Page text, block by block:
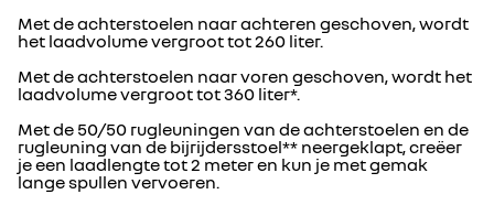
Met de achterstoelen naar achteren geschoven, wordt
het laadvolume vergroot tot 260 liter.
Met de achterstoelen naar voren geschoven, wordt het
laadvolume vergroot tot 360 liter*.
Met de 50/50 rugleuningen van de achterstoelen en de
rugleuning van de bijrijdersstoel** neergeklapt, creëer
je een laadlengte tot 2 meter en kun je met gemak
lange spullen vervoeren.